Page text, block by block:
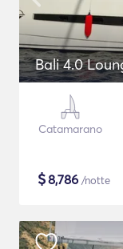
Bali 4.0
Catamarano
$8,786 /notte